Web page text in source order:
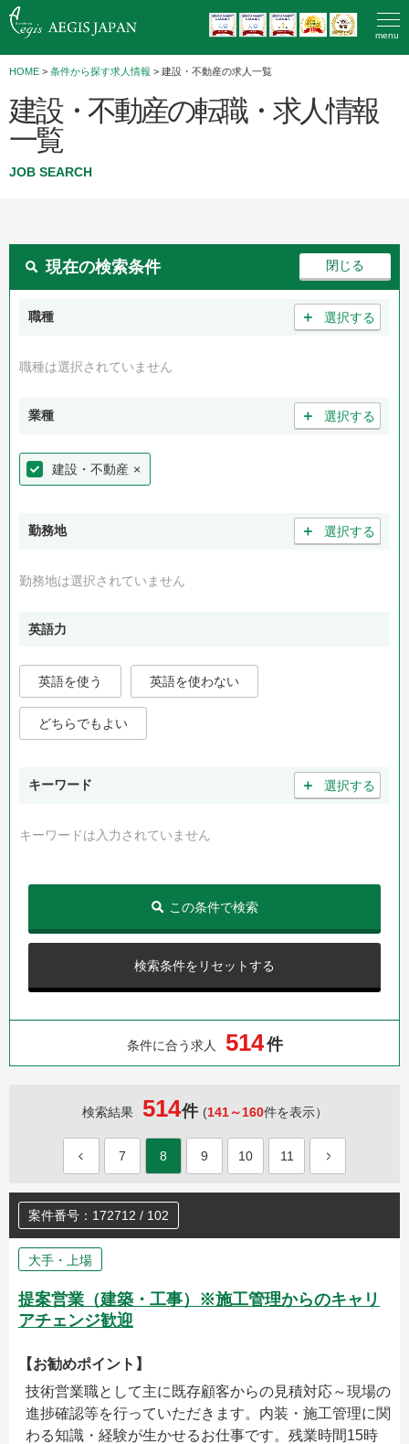
menu
HOME > 条件から探す求人情報 > 建設・不動産の求人一覧
建設・不動産の転職・求人情報
一覧
JOB SEARCH
現在の検索条件
職種 ＋ 選択する
職種は選択されていません
業種 ＋ 選択する
建設・不動産 ×
勤務地 ＋ 選択する
勤務地は選択されていません
英語力
英語を使う 英語を使わない
どちらでもよい
キーワード ＋ 選択する
キーワードは入力されていません
検索条件をリセットする
この条件で検索
条件に合う求人 514件
検索結果 514件 (141～160件を表示）
7 8 9 10 11
案件番号：172712 / 102
大手・上場
提案営業（建築・工事）※施工管理からのキャリ
アチェンジ歓迎
【お勧めポイント】
技術営業職として主に既存顧客からの見積対応～現場の
進捗確認等を行っていただきます。内装・施工管理に関
わる知識・経験が生かせるお仕事です。残業時間15時